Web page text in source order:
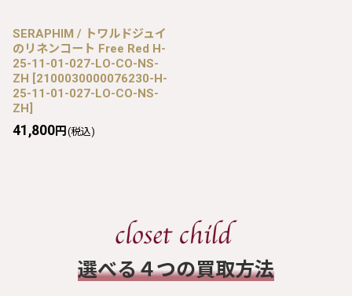
SERAPHIM / トワルドジュイ
のリネンコート Free Red H-
25-11-01-027-LO-CO-NS-
ZH [2100030000076230-H-
25-11-01-027-LO-CO-NS-
ZH]
41,800円 (税込)
​選べる４つの買取方法